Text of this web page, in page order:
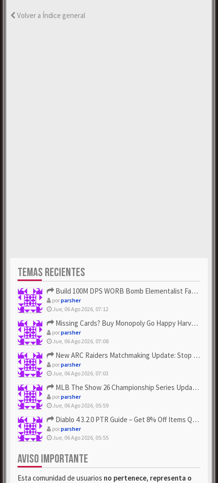
Volver a Índice general
TEMAS RECIENTES
Build 100M DPS WORB Bomb Elementalist Fast - Grab POE Curren...
porparsher
Jue, 06 Ago 2026, 07:12
Missing Cards? Buy Monopoly Go Happy Harvest with Looney Tun...
porparsher
Jue, 06 Ago 2026, 07:08
New ARC Raiders Matchmaking Update: Stop Failed - Grab Bluep...
porparsher
Jue, 06 Ago 2026, 07:03
MLB The Show 26 Championship Series Update! Get Cheap & ...
porparsher
Jue, 06 Ago 2026, 05:59
Diablo 4 3.2.0 PTR Guide – Get 8% Off Items Quickly to Test ...
porparsher
Jue, 06 Ago 2026, 05:55
AVISO IMPORTANTE
Esta comunidad de usuarios no pertenece, representa o